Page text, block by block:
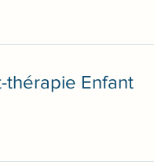
thérapie Enfant